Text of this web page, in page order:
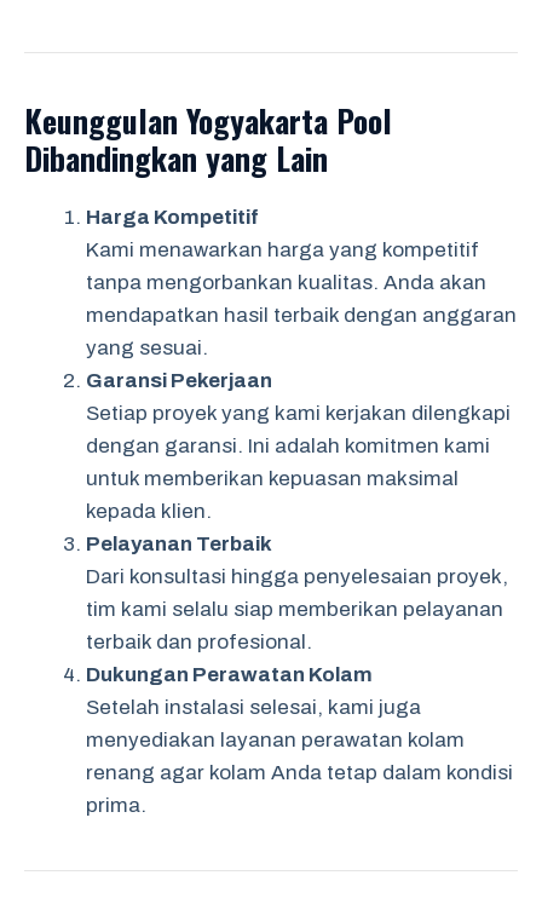
Keunggulan Yogyakarta Pool
Dibandingkan yang Lain
Harga Kompetitif
Kami menawarkan harga yang kompetitif
tanpa mengorbankan kualitas. Anda akan
mendapatkan hasil terbaik dengan anggaran
yang sesuai.
Garansi Pekerjaan
Setiap proyek yang kami kerjakan dilengkapi
dengan garansi. Ini adalah komitmen kami
untuk memberikan kepuasan maksimal
kepada klien.
Pelayanan Terbaik
Dari konsultasi hingga penyelesaian proyek,
tim kami selalu siap memberikan pelayanan
terbaik dan profesional.
Dukungan Perawatan Kolam
Setelah instalasi selesai, kami juga
menyediakan layanan perawatan kolam
renang agar kolam Anda tetap dalam kondisi
prima.